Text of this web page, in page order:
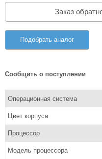
Заказ
Подобрать аналог
Сообщить о поступлении
Операционная система
Цвет корпуса
Процессор
Модель процессора